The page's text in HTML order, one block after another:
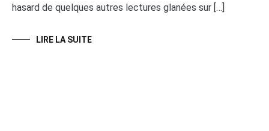
hasard de quelques autres lectures glanées sur […]
LIRE LA SUITE